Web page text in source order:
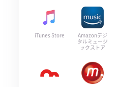
iTunes Store
Amazonデジ
タルミュージ
ックストア